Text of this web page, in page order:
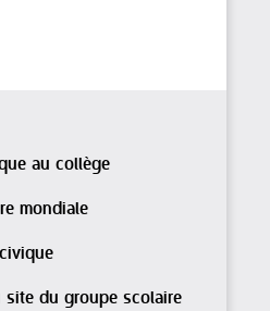
au collège
mondiale
site du groupe scolaire